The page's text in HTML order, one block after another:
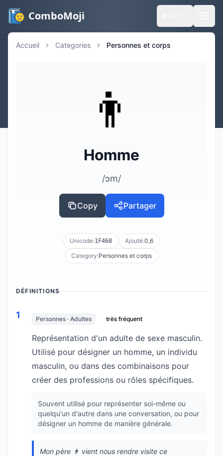
ComboMoji
Accueil Categories Personnes et corps
👨
Homme
/ɔm/
Copy Partager
Unicode:1F468 Ajouté:0,6
Category:Personnes et corps
DÉFINITIONS
1 Personnes · Adultes très fréquent
Représentation d'un adulte de sexe masculin.
Utilisé pour désigner un homme, un individu
masculin, ou dans des combinaisons pour
créer des professions ou rôles spécifiques.
Souvent utilisé pour représenter soi-même ou
quelqu'un d'autre dans une conversation, ou pour
désigner un homme de manière générale.
Mon père 👨 vient nous rendre visite ce